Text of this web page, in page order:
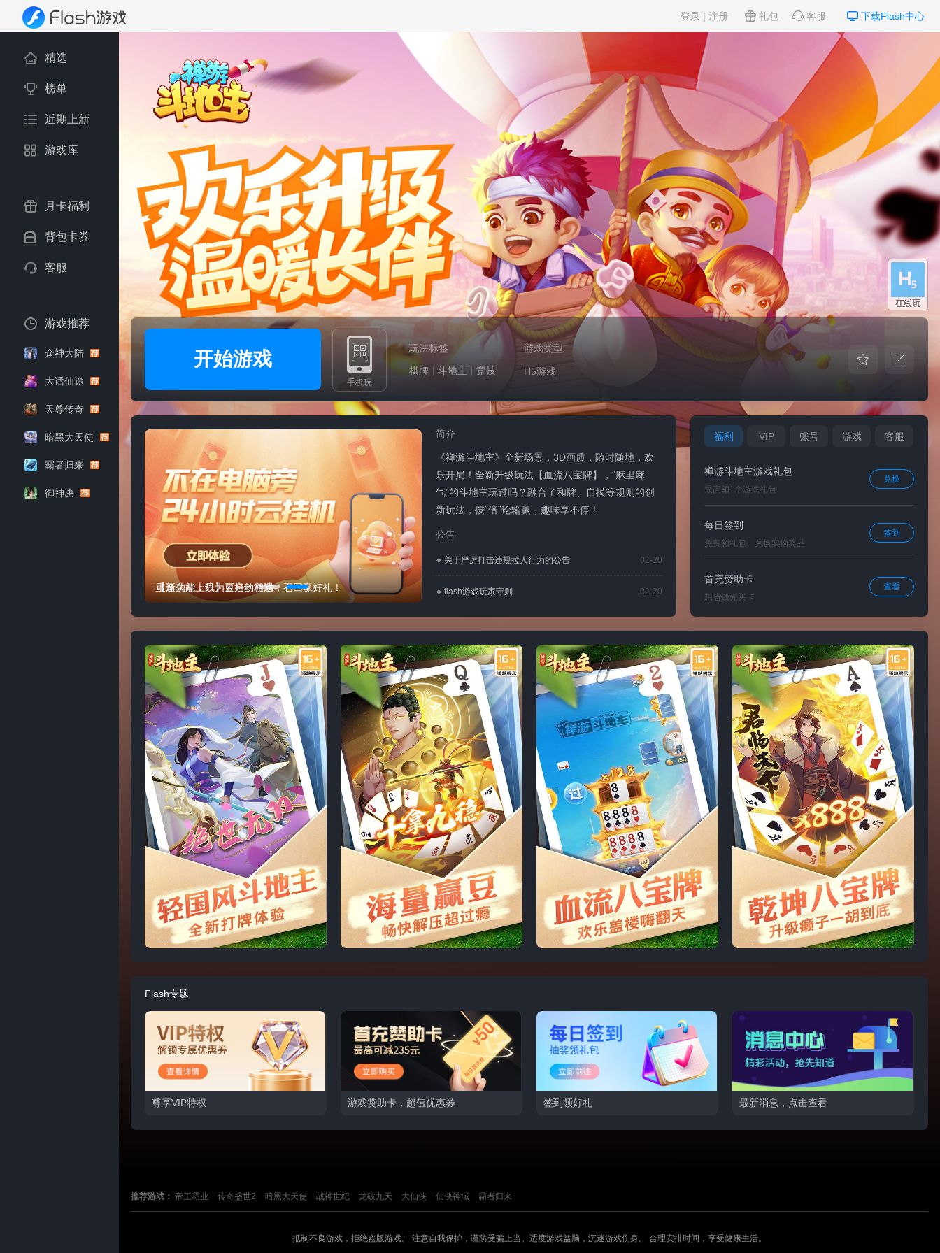
下载Flash中心
客服
礼包
登录 | 注册
开始游戏
手机玩
玩法标签
棋牌
斗地主 竞技
游戏类型
H5游戏
重逢久别，只为更好的相遇，召回赢好礼！
【新功能上线】云启动游戏
简介
《禅游斗地主》全新场景，3D画质，随时随地，欢
乐开局！全新升级玩法【血流八宝牌】，“麻里麻
气”的斗地主玩过吗？融合了和牌、自摸等规则的创
新玩法，按“倍”论输赢，趣味享不停！
公告
关于严厉打击违规拉人行为的公告 02-20
flash游戏玩家守则 02-20
福利 VIP 账号 游戏 客服
禅游斗地主游戏礼包
最高领1个游戏礼包
兑换
每日签到
免费领礼包、兑换实物奖品
签到
首充赞助卡
想省钱先买卡
查看
Flash专题
尊享VIP特权 游戏赞助卡，超值优惠券 签到领好礼 最新消息，点击查看
精选
榜单
近期上新
游戏库
月卡福利
背包卡券
客服
游戏推荐
众神大陆
大话仙途
天尊传奇
暗黑大天使
霸者归来
御神决
推荐游戏： 帝王霸业 传奇盛世2 暗黑大天使 战神世纪 龙破九天 大仙侠 仙侠神域 霸者归来
抵制不良游戏，拒绝盗版游戏。 注意自我保护，谨防受骗上当。适度游戏益脑，沉迷游戏伤身。 合理安排时间，享受健康生活。